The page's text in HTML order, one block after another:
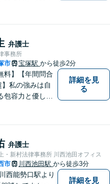
られるように丁
ます【夜間・休
弁護士
事務所
市 宝塚駅 から徒歩2分
料】【年間問合
私の強みは自
包容力と優しさ
ずに、一度ご相
ください。【現
官】【宝塚駅徒
詳細を見
る
弁護士
・新村法律事務所 川西池田オフィス
市 川西池田駅 から徒歩3分
西能勢口駅より
詳細を見